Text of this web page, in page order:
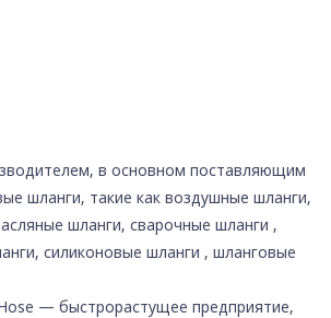
в основном поставляющим
шланги, такие как воздушные шланги,
шланги, сварочные шланги ,
силиконовые шланги , шланговые
— быстрорастущее предприятие,